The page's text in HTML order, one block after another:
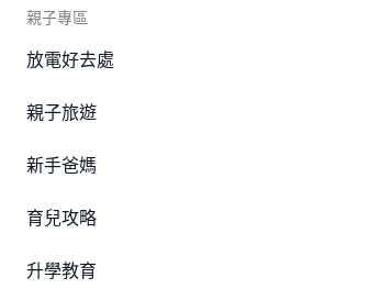
親子專區
放電好去處
親子旅遊
新手爸媽
育兒攻略
升學教育